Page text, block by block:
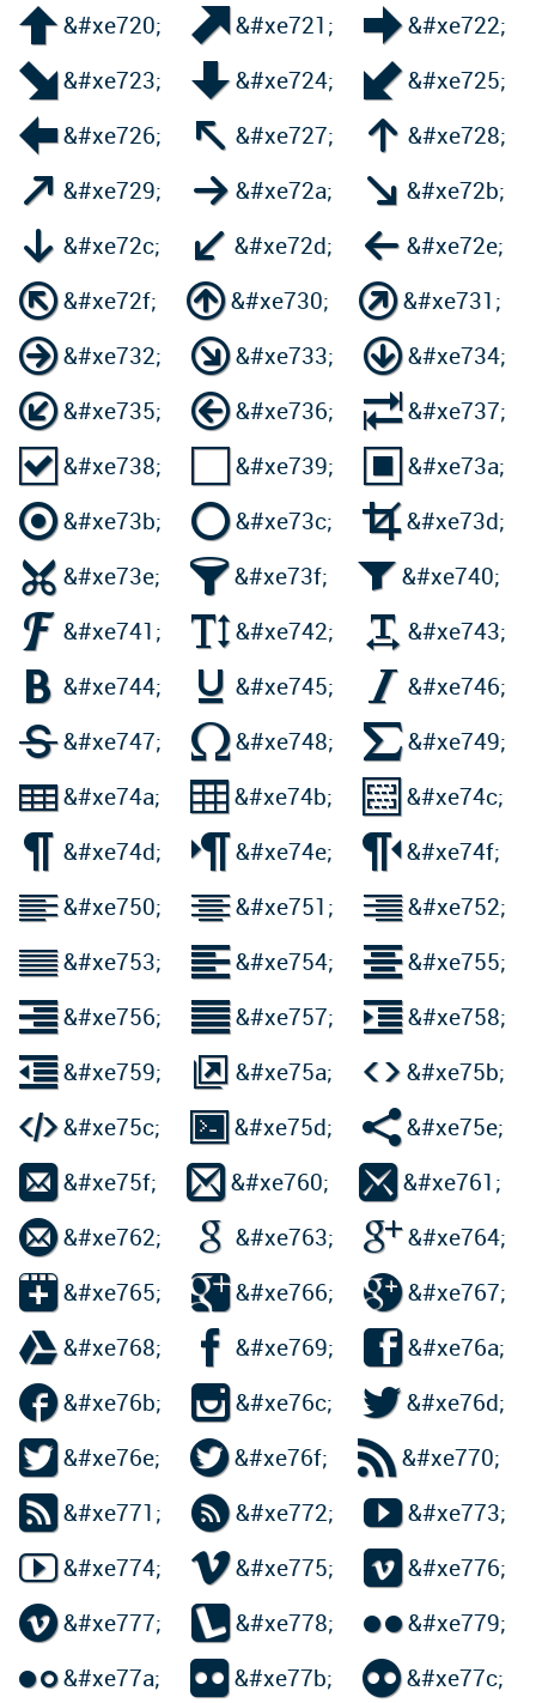
&#xe720; &#xe721; &#xe722;
&#xe723; &#xe724; &#xe725;
&#xe726;  &#xe727;  &#xe728;
 &#xe729;  &#xe72a;  &#xe72b;
 &#xe72c;  &#xe72d;  &#xe72e;
&#xe72f; &#xe730; &#xe731;
&#xe732; &#xe733; &#xe734;
&#xe735; &#xe736; &#xe737;
 &#xe738; &#xe739;  &#xe73a;
&#xe73b; &#xe73c; &#xe73d;
 &#xe73e; &#xe73f; &#xe740;
 &#xe741; &#xe742;  &#xe743;
 &#xe744;  &#xe745;  &#xe746;
&#xe747; &#xe748; &#xe749;
&#xe74a;  &#xe74b;  &#xe74c;
 &#xe74d; &#xe74e; &#xe74f;
&#xe750; &#xe751; &#xe752;
&#xe753; &#xe754; &#xe755;
&#xe756; &#xe757; &#xe758;
&#xe759;  &#xe75a; &#xe75b;
&#xe75c;  &#xe75d; &#xe75e;
 &#xe75f;  &#xe760;  &#xe761;
&#xe762;  &#xe763; &#xe764;
 &#xe765; &#xe766; &#xe767;
&#xe768;  &#xe769;  &#xe76a;
&#xe76b;  &#xe76c; &#xe76d;
 &#xe76e; &#xe76f; &#xe770;
 &#xe771; &#xe772; &#xe773;
&#xe774; &#xe775;  &#xe776;
&#xe777;  &#xe778; &#xe779;
&#xe77a;  &#xe77b; &#xe77c;